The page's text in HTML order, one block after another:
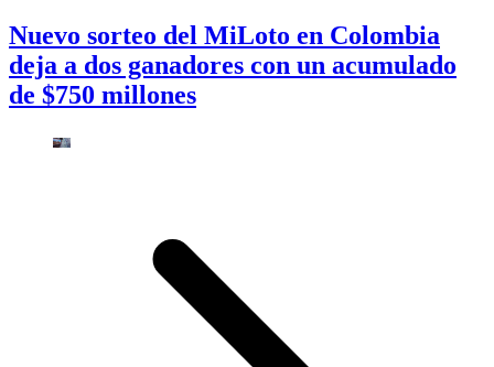
Nuevo sorteo del MiLoto en Colombia
deja a dos ganadores con un acumulado
de $750 millones